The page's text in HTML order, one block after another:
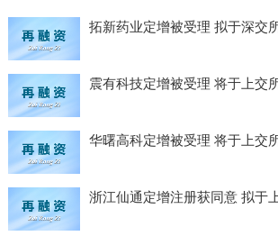
拓新药业定增被受理 拟于深交
震有科技定增被受理 将于上交
华曙高科定增被受理 将于上交
浙江仙通定增注册获同意 拟于